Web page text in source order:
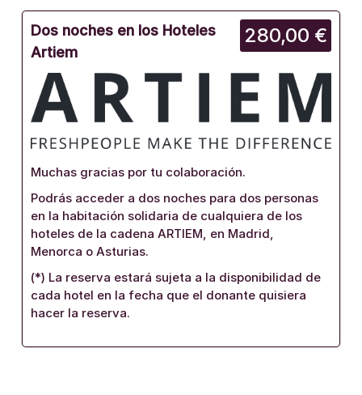
280,00 €
Dos noches en los Hoteles
Artiem
Muchas gracias por tu colaboración.
Podrás acceder a dos noches para dos personas
en la habitación solidaria de cualquiera de los
hoteles de la cadena ARTIEM, en Madrid,
Menorca o Asturias.
(*) La reserva estará sujeta a la disponibilidad de
cada hotel en la fecha que el donante quisiera
hacer la reserva.